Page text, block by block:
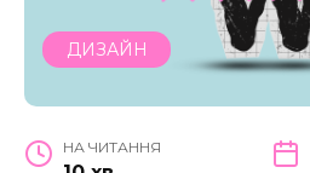
ДИЗАЙН
НА ЧИТАННЯ